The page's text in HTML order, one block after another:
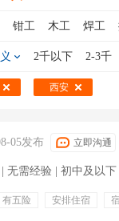
钳工 木工 焊工
冲压工 注塑工
2千以下 2-3千
西安
05发布 立即沟通
| 无需经验 | 初中及以下
有五险 安排住宿